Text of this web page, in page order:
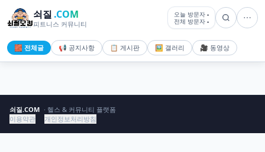
쇠질 .COM
피트니스 커뮤니티
오늘 방문자 -
전체 방문자 -
🧱 전체글 📢 공지사항 📋 게시판 🖼️ 갤러리 🎥 동영상
쇠질.COM · 헬스 & 커뮤니티 플랫폼
이용약관
개인정보처리방침